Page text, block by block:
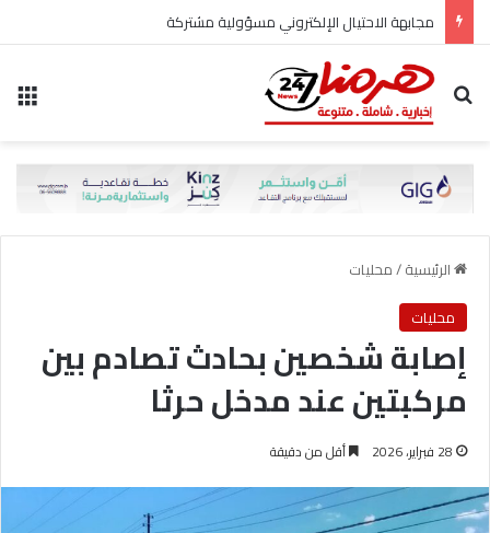
مجابهة الاحتيال الإلكتروني مسؤولية مشتركة
بحث عن
الرئيسية/محليات
محليات
إصابة شخصين بحادث تصادم بين
مركبتين عند مدخل حرثا
28 فبراير، 2026 أقل من دقيقة